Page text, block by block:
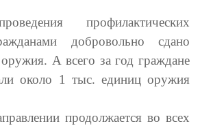
профилактических
добровольно сдано
А всего за год граждане
около 1 тыс. единиц оружия
продолжается во всех